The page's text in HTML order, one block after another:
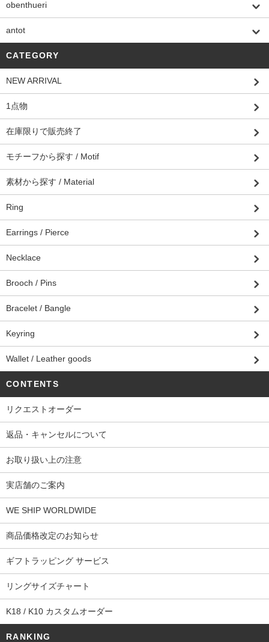
obenthueri
antot
CATEGORY
NEW ARRIVAL
1点物
在庫限りで販売終了
モチーフから探す / Motif
素材から探す / Material
Ring
Earrings / Pierce
Necklace
Brooch / Pins
Bracelet / Bangle
Keyring
Wallet / Leather goods
CONTENTS
リクエストオーダー
返品・キャンセルについて
お取り扱い上の注意
実店舗のご案内
WE SHIP WORLDWIDE
商品価格改定のお知らせ
ギフトラッピング サービス
リングサイズチャート
K18 / K10 カスタムオーダー
RANKING